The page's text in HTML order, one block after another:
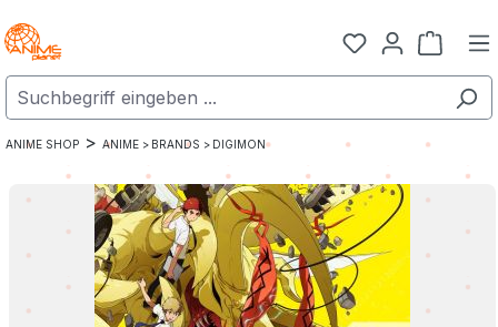
Zum Hauptinhalt springen
ANIME SHOP > ANIME > BRANDS > DIGIMON